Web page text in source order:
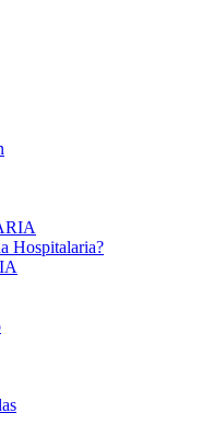
Hospitalaria?